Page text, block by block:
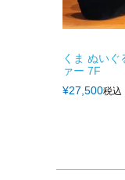
くま ぬい
ァー 7F
¥27,500税込